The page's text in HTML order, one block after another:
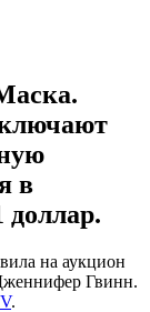
в
доллар.
на аукцион
Гвинн.
.